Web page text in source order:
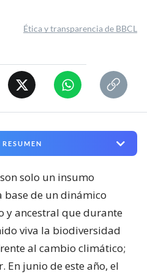
Ética y transparencia de BBCL
RESUMEN
solo un insumo
de un dinámico
y ancestral que durante
viva la biodiversidad
al cambio climático;
En junio de este año, el